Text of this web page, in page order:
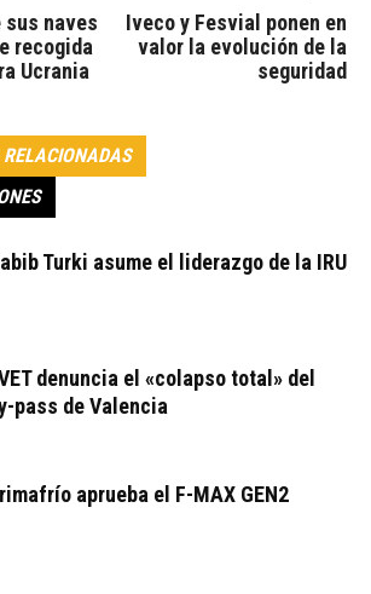
sus naves
recogida
Ucrania
Iveco y Fesvial ponen en
valor la evolución de la
seguridad
Turki asume el liderazgo de la IRU
denuncia el «colapso total» del
pass de Valencia
aprueba el F-MAX GEN2